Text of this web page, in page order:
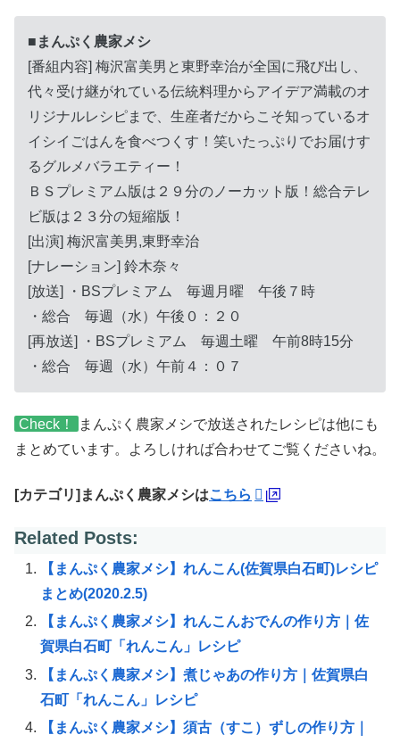
■まんぷく農家メシ
[番組内容] 梅沢富美男と東野幸治が全国に飛び出し、
代々受け継がれている伝統料理からアイデア満載のオ
リジナルレシピまで、生産者だからこそ知っているオ
イシイごはんを食べつくす！笑いたっぷりでお届けす
るグルメバラエティー！
ＢＳプレミアム版は２９分のノーカット版！総合テレ
ビ版は２３分の短縮版！
[出演] 梅沢富美男,東野幸治
[ナレーション] 鈴木奈々
[放送] ・BSプレミアム 毎週月曜 午後７時
・総合 毎週（水）午後０：２０
[再放送] ・BSプレミアム 毎週土曜 午前8時15分
・総合 毎週（水）午前４：０７
Check！
まんぷく農家メシで放送されたレシピは他にも
まとめています。よろしければ合わせてご覧くださいね。
[カテゴリ]まんぷく農家メシはこちら
Related Posts:
【まんぷく農家メシ】れんこん(佐賀県白石町)レシピ
まとめ(2020.2.5)
【まんぷく農家メシ】れんこんおでんの作り方｜佐
賀県白石町「れんこん」レシピ
【まんぷく農家メシ】煮じゃあの作り方｜佐賀県白
石町「れんこん」レシピ
【まんぷく農家メシ】須古（すこ）ずしの作り方｜